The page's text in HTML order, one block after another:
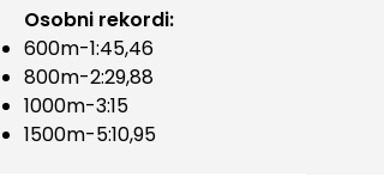
Osobni rekordi:
600m-1:45,46
800m-2:29,88
1000m-3:15
1500m-5:10,95